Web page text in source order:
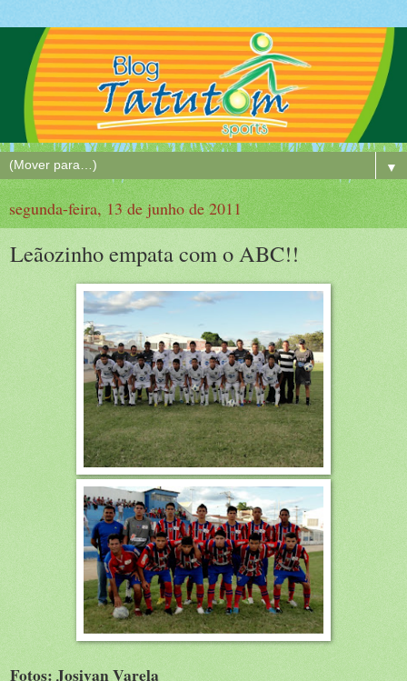
▼
segunda-feira, 13 de junho de 2011
Leãozinho empata com o ABC!!
Fotos: Josivan Varela